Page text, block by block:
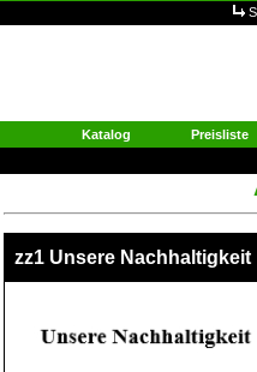
Katalog Preisliste
zz1 Unsere Nachhaltigkeit